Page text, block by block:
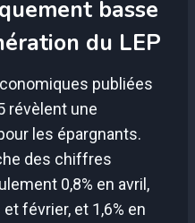
basse
du LEP
publiées
révèlent une
les épargnants.
des chiffres
0,8% en avril,
février, et 1,6% en